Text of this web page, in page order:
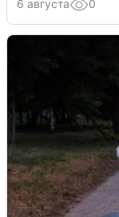
6 августа 0